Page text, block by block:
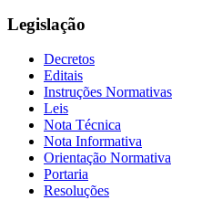
Legislação
Decretos
Editais
Instruções Normativas
Leis
Nota Técnica
Nota Informativa
Orientação Normativa
Portaria
Resoluções